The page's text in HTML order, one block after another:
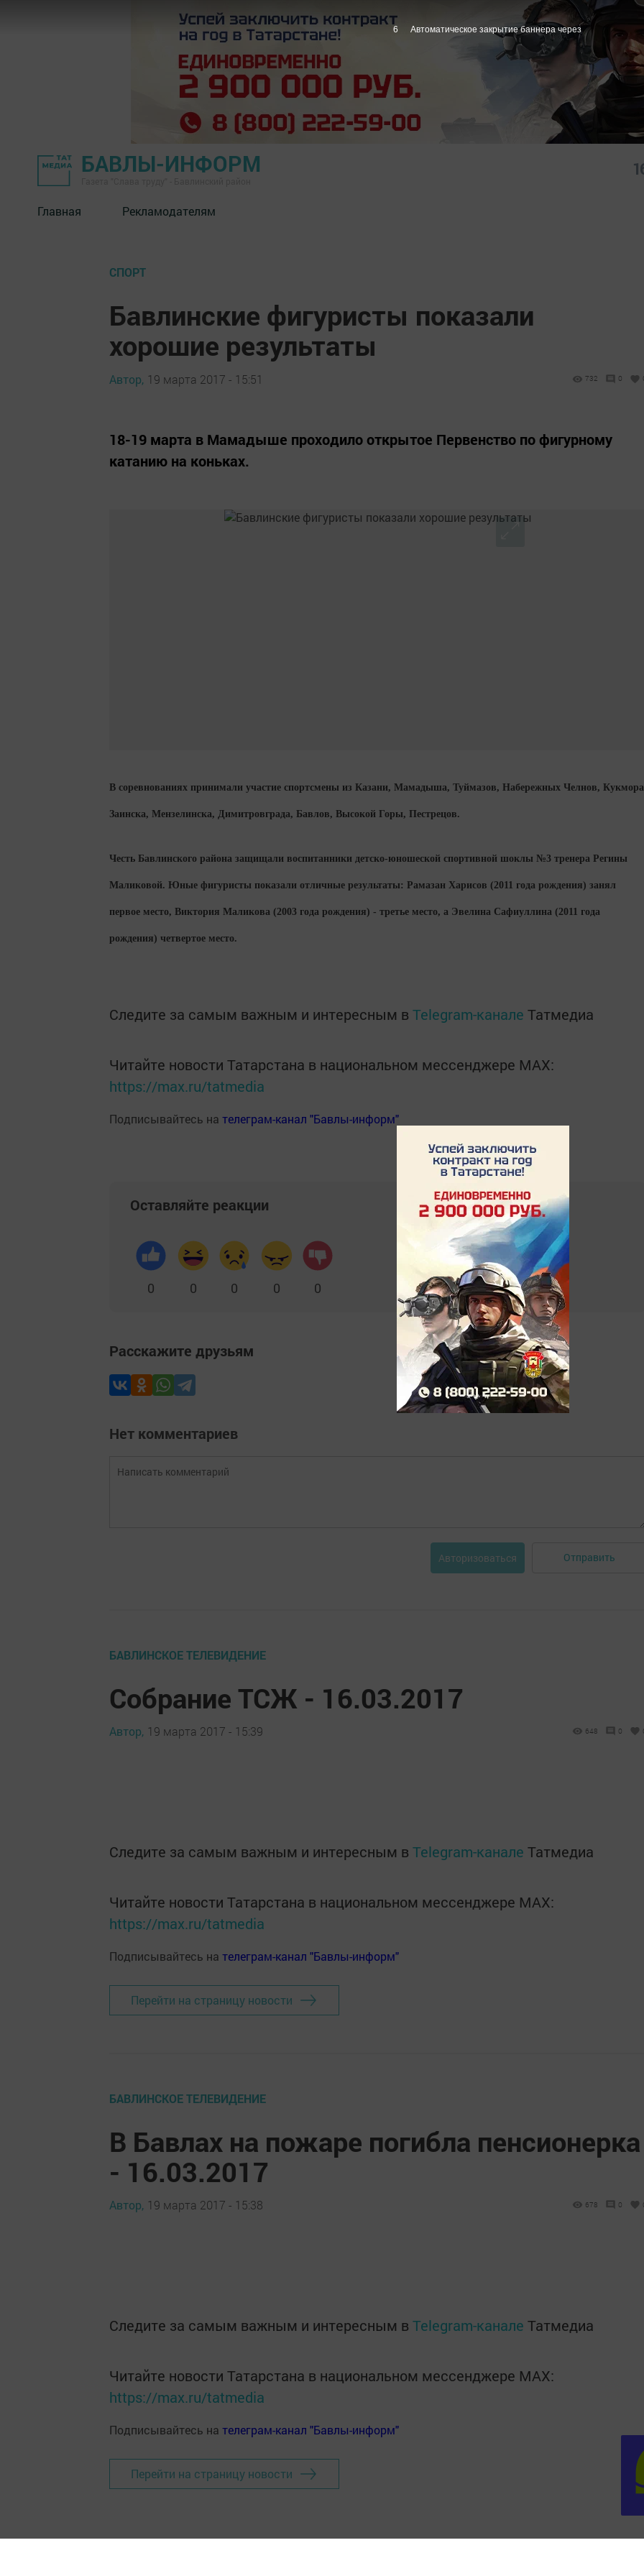
БАВЛЫ-ИНФОРМ
Главная Рекламодателям
СПОРТ
Бавлинские фигуристы показали
хорошие результаты
Автор, 19 марта 2017 - 15:51 732 0
18-19 марта в Мамадыше проходило открытое Первенство по фигурному
катанию на коньках.
В соревнованиях принимали участие спортсмены из Казани, Мамадыша, Туймазов, Набережных Челнов,
Заинска, Мензелинска, Димитровграда, Бавлов, Высокой Горы, Пестрецов.
Честь Бавлинского района защищали воспитанники детско-юношеской спортивной шоклы №3 тренера Регины
Маликовой. Юные фигуристы показали отличные результаты: Рамазан Харисов (2011 года рождения) занял
первое место, Виктория Маликова (2003 года рождения) - третье место, а Эвелина Сафиуллина (2011 года
рождения) четвертое место.
Следите за самым важным и интересным в Telegram-канале Татмедиа
Читайте новости Татарстана в национальном мессенджере MАХ:
https://max.ru/tatmedia
Подписывайтесь на телеграм-канал "Бавлы-информ"
Оставляйте реакции
0 0 0 0 0
Расскажите друзьям
Нет комментариев
Авторизоваться Отправить
БАВЛИНСКОЕ ТЕЛЕВИДЕНИЕ
Собрание ТСЖ - 16.03.2017
Автор, 19 марта 2017 - 15:39 648 0
Следите за самым важным и интересным в Telegram-канале Татмедиа
Читайте новости Татарстана в национальном мессенджере MАХ:
https://max.ru/tatmedia
Подписывайтесь на телеграм-канал "Бавлы-информ"
Перейти на страницу новости
БАВЛИНСКОЕ ТЕЛЕВИДЕНИЕ
В Бавлах на пожаре погибла пенсионерка
- 16.03.2017
Автор, 19 марта 2017 - 15:38 678 0
Следите за самым важным и интересным в Telegram-канале Татмедиа
Читайте новости Татарстана в национальном мессенджере MАХ:
https://max.ru/tatmedia
Подписывайтесь на телеграм-канал "Бавлы-информ"
Перейти на страницу новости
5 Автоматическое закрытие баннера через